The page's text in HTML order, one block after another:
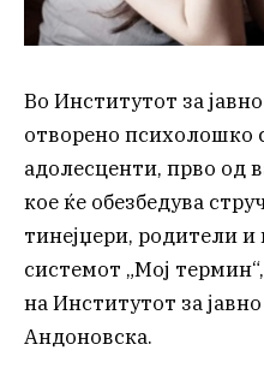
Во Институтот за
отворено психолошко
адолесценти, прво од
кое ќе обезбедува
тинејџери, родители
системот „Мој
на Институтот за
Андоновска.